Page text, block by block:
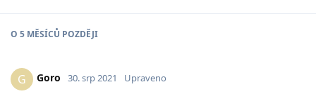
O 5 MĚSÍCŮ POZDĚJI
G Goro 30. srp 2021 Upraveno